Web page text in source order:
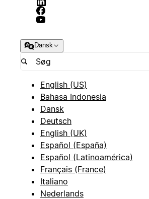
Dansk
English (US)
Bahasa Indonesia
Dansk
Deutsch
English (UK)
Español (España)
Español (Latinoamérica)
Français (France)
Italiano
Nederlands